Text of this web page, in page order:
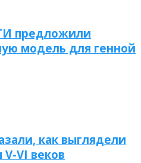
предложили
модель для генной
как выглядели
VI веков